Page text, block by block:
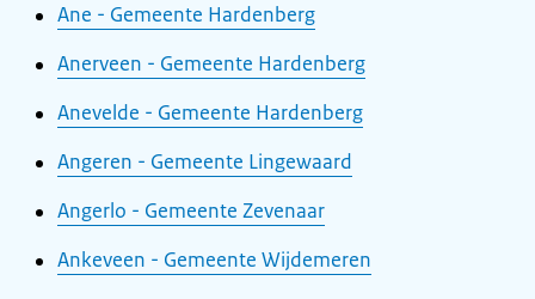
Ane - Gemeente Hardenberg
Anerveen - Gemeente Hardenberg
Anevelde - Gemeente Hardenberg
Angeren - Gemeente Lingewaard
Angerlo - Gemeente Zevenaar
Ankeveen - Gemeente Wijdemeren